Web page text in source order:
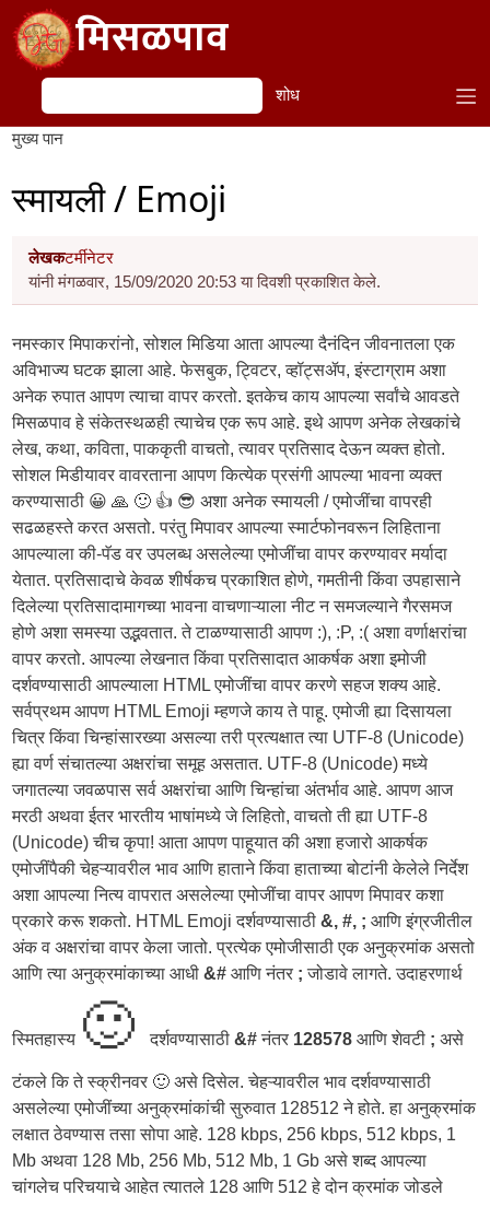
Skip to main contentमिसळपाव
शोध शोध
मुख्य पान
स्मायली / Emoji
लेखकटर्मीनेटर
यांनी मंगळवार, 15/09/2020 20:53 या दिवशी प्रकाशित केले.
नमस्कार मिपाकरांनो, सोशल मिडिया आता आपल्या दैनंदिन जीवनातला एक
अविभाज्य घटक झाला आहे. फेसबुक, ट्विटर, व्हॉट्सॲप, इंस्टाग्राम अशा
अनेक रुपात आपण त्याचा वापर करतो. इतकेच काय आपल्या सर्वांचे आवडते
मिसळपाव हे संकेतस्थळही त्याचेच एक रूप आहे. इथे आपण अनेक लेखकांचे
लेख, कथा, कविता, पाककृती वाचतो, त्यावर प्रतिसाद देऊन व्यक्त होतो.
सोशल मिडीयावर वावरताना आपण कित्येक प्रसंगी आपल्या भावना व्यक्त
करण्यासाठी 😀 🙏 🙂 👍 😎 अशा अनेक स्मायली / एमोजींचा वापरही
सढळहस्ते करत असतो. परंतु मिपावर आपल्या स्मार्टफोनवरून लिहिताना
आपल्याला की-पॅड वर उपलब्ध असलेल्या एमोजींचा वापर करण्यावर मर्यादा
येतात. प्रतिसादाचे केवळ शीर्षकच प्रकाशित होणे, गमतीनी किंवा उपहासाने
दिलेल्या प्रतिसादामागच्या भावना वाचणाऱ्याला नीट न समजल्याने गैरसमज
होणे अशा समस्या उद्भवतात. ते टाळण्यासाठी आपण :), :P, :( अशा वर्णाक्षरांचा
वापर करतो. आपल्या लेखनात किंवा प्रतिसादात आकर्षक अशा इमोजी
दर्शवण्यासाठी आपल्याला HTML एमोजींचा वापर करणे सहज शक्य आहे.
सर्वप्रथम आपण HTML Emoji म्हणजे काय ते पाहू. एमोजी ह्या दिसायला
चित्र किंवा चिन्हांसारख्या असल्या तरी प्रत्यक्षात त्या UTF-8 (Unicode)
ह्या वर्ण संचातल्या अक्षरांचा समूह असतात. UTF-8 (Unicode) मध्ये
जगातल्या जवळपास सर्व अक्षरांचा आणि चिन्हांचा अंतर्भाव आहे. आपण आज
मरठी अथवा ईतर भारतीय भाषांमध्ये जे लिहितो, वाचतो ती ह्या UTF-8
(Unicode) चीच कृपा! आता आपण पाहूयात की अशा हजारो आकर्षक
एमोजींपैकी चेहऱ्यावरील भाव आणि हाताने किंवा हाताच्या बोटांनी केलेले निर्देश
अशा आपल्या नित्य वापरात असलेल्या एमोजींचा वापर आपण मिपावर कशा
प्रकारे करू शकतो. HTML Emoji दर्शवण्यासाठी&, #, ; आणि इंग्रजीतील
अंक व अक्षरांचा वापर केला जातो. प्रत्येक एमोजीसाठी एक अनुक्रमांक असतो
आणि त्या अनुक्रमांकाच्या आधी&# आणि नंतर ; जोडावे लागते. उदाहरणार्थ
स्मितहास्य 🙂दर्शवण्यासाठी&#नंतर 128578 आणि शेवटी ;असे
टंकले कि ते स्क्रीनवर 🙂 असे दिसेल. चेहऱ्यावरील भाव दर्शवण्यासाठी
असलेल्या एमोजींच्या अनुक्रमांकांची सुरुवात 128512 ने होते. हा अनुक्रमांक
लक्षात ठेवण्यास तसा सोपा आहे. 128 kbps, 256 kbps, 512 kbps, 1
Mb अथवा 128 Mb, 256 Mb, 512 Mb, 1 Gb असे शब्द आपल्या
चांगलेच परिचयाचे आहेत त्यातले 128 आणि 512 हे दोन क्रमांक जोडले